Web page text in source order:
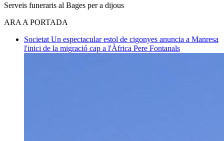
Serveis funeraris al Bages per a dijous
ARA A PORTADA
Societat Un espectacular estol de cigonyes anuncia a Manresa
l'inici de la migració cap a l'Àfrica Pere Fontanals